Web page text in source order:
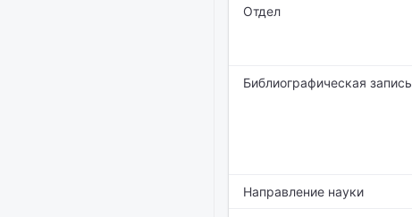
Отдел
Библиографическая запись
Направление науки